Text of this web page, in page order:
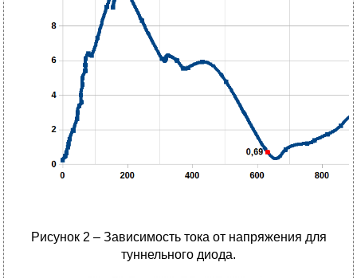
Рисунок 2 – Зависимость тока от напряжения для
туннельного диода.